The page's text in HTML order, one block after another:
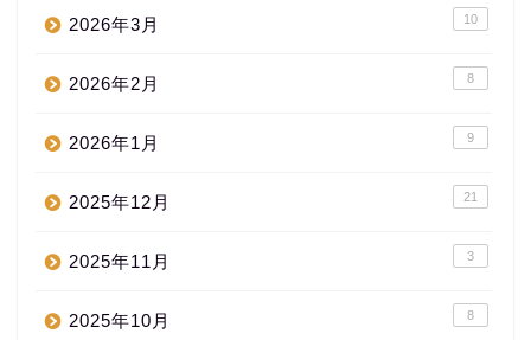
2026年3月 10
2026年2月 8
2026年1月 9
2025年12月 21
2025年11月 3
2025年10月 8